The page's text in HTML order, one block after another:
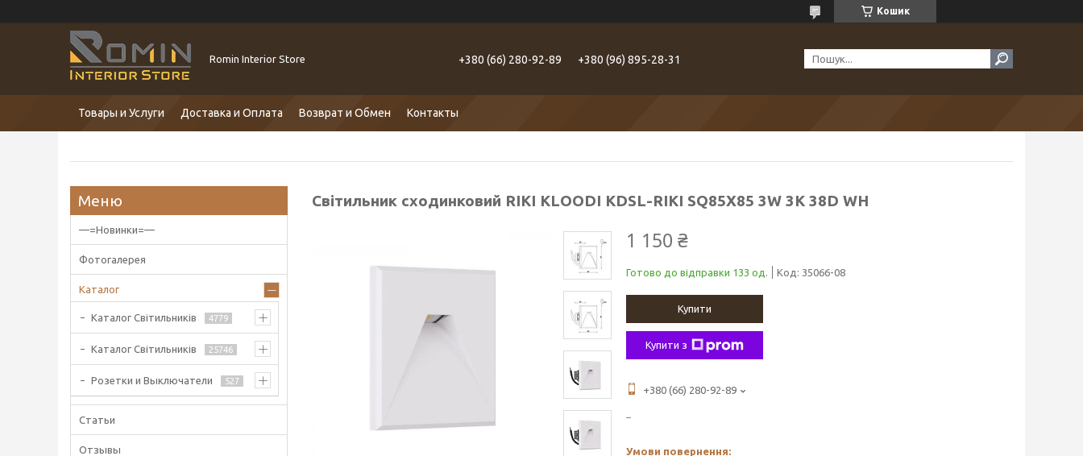
Кошик
Romin Interior Store +380 (66) 280-92-89 +380 (96) 895-28-31
Товары и Услуги Доставка и Оплата Возврат и Обмен Контакты
Світильник сходинковий RIKI KLOODI KDSL-RIKI SQ85X85 3W 3K 38D WH
1 150 ₴
Готово до відправки 133 од. Код: 35066-08
Купити
Купити з
+380 (66) 280-92-89
—=Новинки=—
Фотогалерея
Каталог
Каталог Світильників 4779
Каталог Світильників 25746
Розетки и Выключатели 527
Статьи
Отзывы